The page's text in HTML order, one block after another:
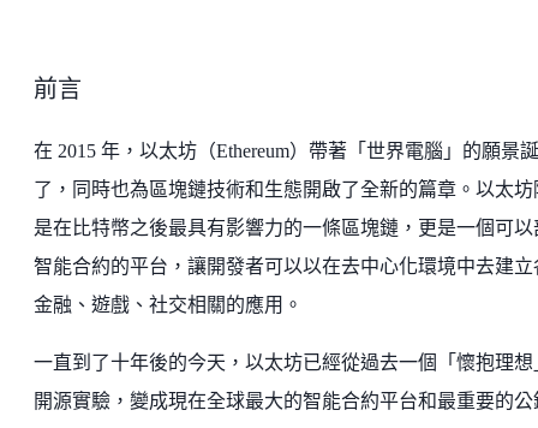
前言
在 2015 年，以太坊（Ethereum）帶著「世界電腦」的願景
了，同時也為區塊鏈技術和生態開啟了全新的篇章。以太坊
是在比特幣之後最具有影響力的一條區塊鏈，更是一個可以
智能合約的平台，讓開發者可以以在去中心化環境中去建立
金融、遊戲、社交相關的應用。
一直到了十年後的今天，以太坊已經從過去一個「懷抱理想
開源實驗，變成現在全球最大的智能合約平台和最重要的公